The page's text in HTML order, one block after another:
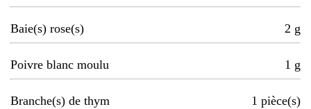
Baie(s) rose(s) 2 g
Poivre blanc moulu 1 g
Branche(s) de thym 1 pièce(s)